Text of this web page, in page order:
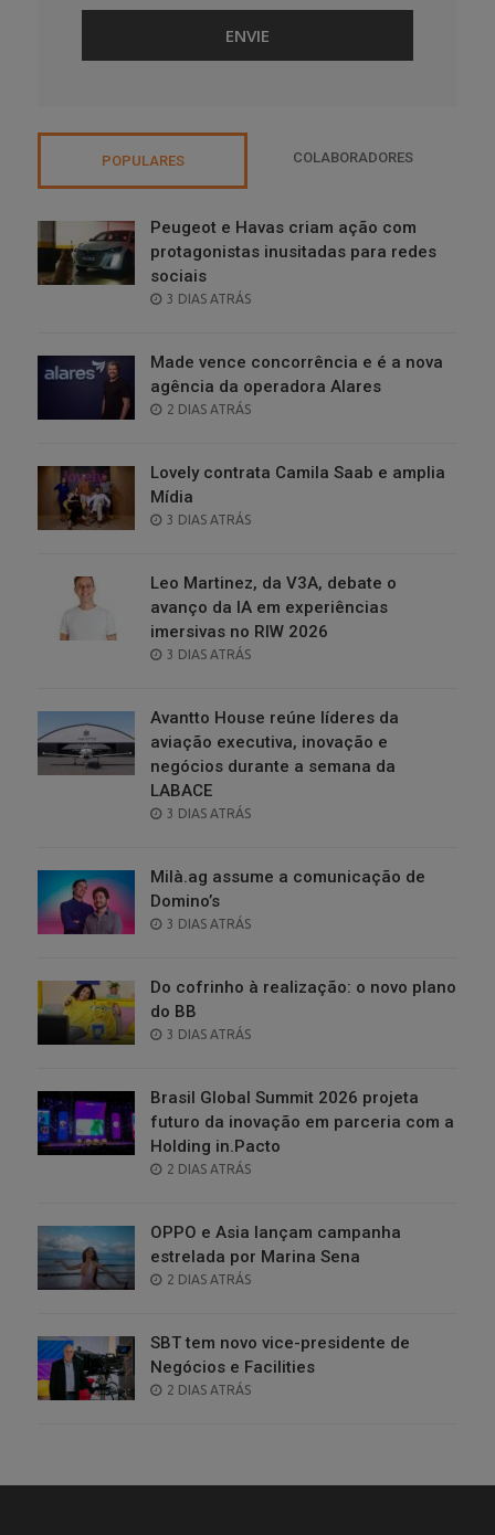
POPULARES COLABORADORES
Peugeot e Havas criam ação com
protagonistas inusitadas para redes
sociais
POSTED
3 DIAS ATRÁS
Made vence concorrência e é a nova
agência da operadora Alares
POSTED
2 DIAS ATRÁS
Lovely contrata Camila Saab e amplia
Mídia
POSTED
3 DIAS ATRÁS
Leo Martinez, da V3A, debate o
avanço da IA em experiências
imersivas no RIW 2026
POSTED
3 DIAS ATRÁS
Avantto House reúne líderes da
aviação executiva, inovação e
negócios durante a semana da
LABACE
POSTED
3 DIAS ATRÁS
Milà.ag assume a comunicação de
Domino’s
POSTED
3 DIAS ATRÁS
Do cofrinho à realização: o novo plano
do BB
POSTED
3 DIAS ATRÁS
Brasil Global Summit 2026 projeta
futuro da inovação em parceria com a
Holding in.Pacto
POSTED
2 DIAS ATRÁS
OPPO e Asia lançam campanha
estrelada por Marina Sena
POSTED
2 DIAS ATRÁS
SBT tem novo vice-presidente de
Negócios e Facilities
POSTED
2 DIAS ATRÁS